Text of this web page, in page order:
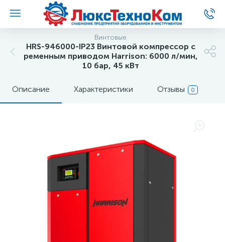
Винтовые
HRS-946000-IP23 Винтовой компрессор с
ременным приводом Harrison: 6000 л/мин,
10 бар, 45 кВт
Описание Характеристики Отзывы 0